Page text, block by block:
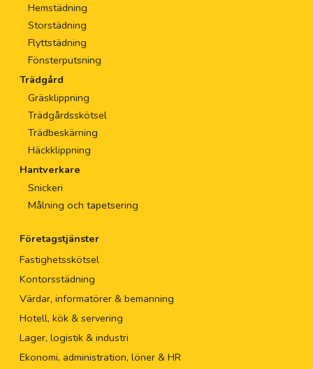
Hemstädning
Storstädning
Flyttstädning
Fönsterputsning
Trädgård
Gräsklippning
Trädgårdsskötsel
Trädbeskärning
Häckklippning
Hantverkare
Snickeri
Målning och tapetsering
Företagstjänster
Fastighetsskötsel
Kontorsstädning
Värdar, informatörer & bemanning
Hotell, kök & servering
Lager, logistik & industri
Ekonomi, administration, löner & HR